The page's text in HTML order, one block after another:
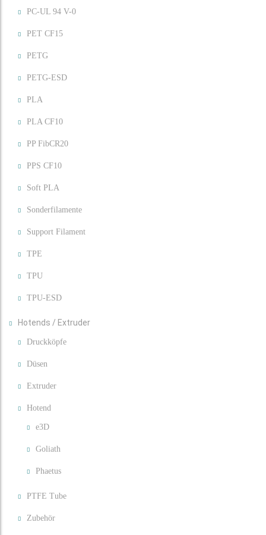
PC-UL 94 V-0
PET CF15
PETG
PETG-ESD
PLA
PLA CF10
PP FibCR20
PPS CF10
Soft PLA
Sonderfilamente
Support Filament
TPE
TPU
TPU-ESD
Hotends / Extruder
Druckköpfe
Düsen
Extruder
Hotend
e3D
Goliath
Phaetus
PTFE Tube
Zubehör